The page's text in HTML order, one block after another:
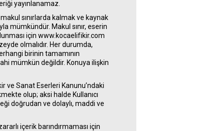
yayınlanamaz.
sınırlarda kalmak ve kaynak
mümkündür. Makul sınır, eserin
için www.kocaelifikir.com
olmalıdır. Her durumda,
birinin tamamının
mümkün değildir. Konuya ilişkin
ve Sanat Eserleri Kanunu’ndaki
olup; aksi halde Kullanıcı
doğrudan ve dolaylı, maddi ve
içerik barındırmaması için